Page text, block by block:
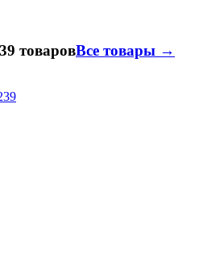
товаровВсе товары →